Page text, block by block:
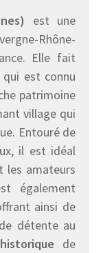
est une
Rhône-
Elle fait
est connu
patrimoine
village qui
Entouré de
il est idéal
les amateurs
également
ainsi de
détente au
de